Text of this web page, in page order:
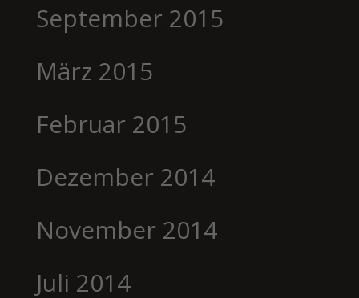
September 2015
März 2015
Februar 2015
Dezember 2014
November 2014
Juli 2014